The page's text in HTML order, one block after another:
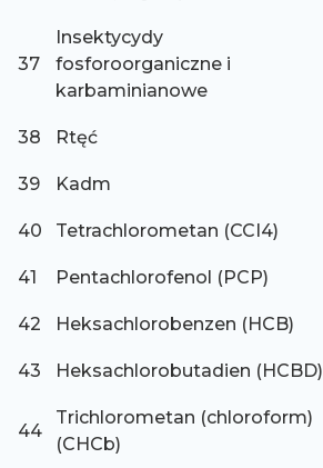
37
Insektycydy
fosforoorganiczne i
karbaminianowe
38 Rtęć
39 Kadm
40 Tetrachlorometan (CCI4)
41 Pentachlorofenol (PCP)
42 Heksachlorobenzen (HCB)
43 Heksachlorobutadien (HCBD)
44
Trichlorometan (chloroform)
(CHCb)